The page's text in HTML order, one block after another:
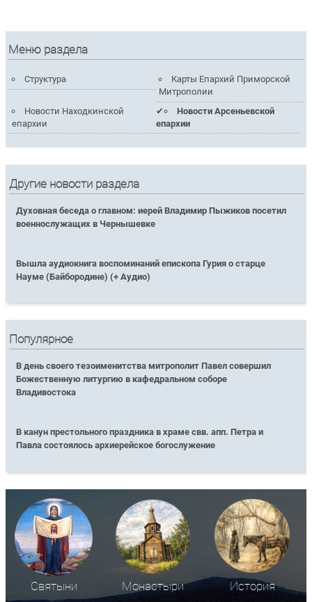
Меню раздела
Структура
Карты Епархий Приморской
Митрополии
Новости Находкинской
епархии
Новости Арсеньевской
епархии
Другие новости раздела
Духовная беседа о главном: иерей Владимир Пыжиков посетил
военнослужащих в Чернышевке
Вышла аудиокнига воспоминаний епископа Гурия о старце
Науме (Байбородине) (+ Аудио)
Популярное
В день своего тезоименитства митрополит Павел совершил
Божественную литургию в кафедральном соборе
Владивостока
В канун престольного праздника в храме свв. апп. Петра и
Павла состоялось архиерейское богослужение
Святыни Монастыри История